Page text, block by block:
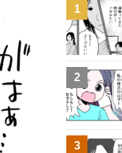
1
2
3